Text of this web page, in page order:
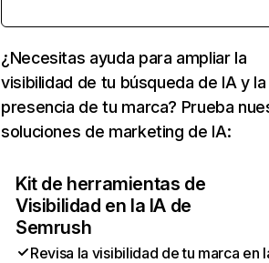
¿Necesitas ayuda para ampliar la
visibilidad de tu búsqueda de IA y la
presencia de tu marca? Prueba
soluciones de marketing de IA:
Kit de herramientas de
Visibilidad en la IA de
Semrush
Revisa la visibilidad de tu marca en